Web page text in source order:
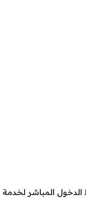
الدخول المباشر لخدمة